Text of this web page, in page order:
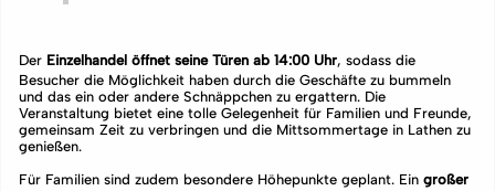
Der Einzelhandel öffnet seine Türen ab 14:00 Uhr, sodass die
Besucher die Möglichkeit haben durch die Geschäfte zu bummeln
und das ein oder andere Schnäppchen zu ergattern. Die
Veranstaltung bietet eine tolle Gelegenheit für Familien und Freunde,
gemeinsam Zeit zu verbringen und die Mittsommertage in Lathen zu
genießen.
Für Familien sind zudem besondere Höhepunkte geplant. Ein großer